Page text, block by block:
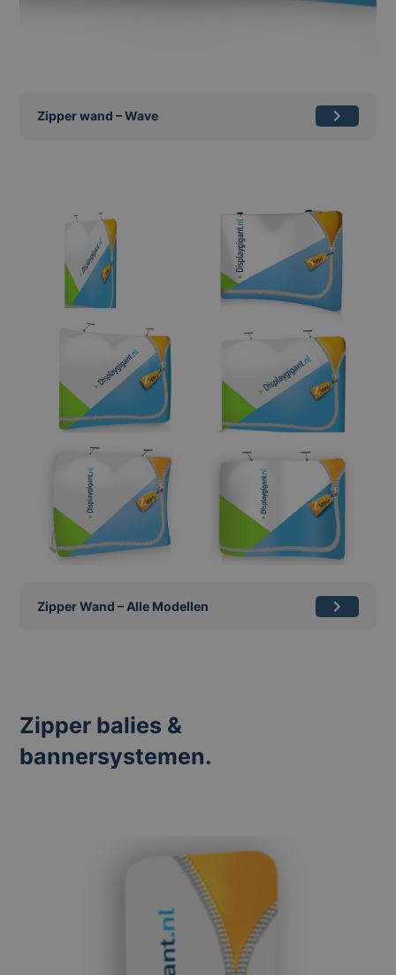
Zipper wand – Wave
Zipper Wand – Alle Modellen
Zipper balies &
bannersystemen.